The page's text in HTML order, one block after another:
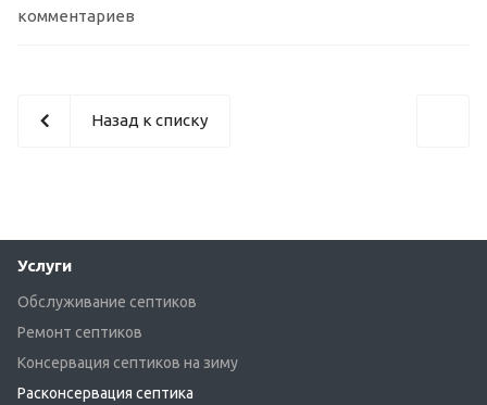
комментариев
Назад к списку
Услуги
Обслуживание септиков
Ремонт септиков
Консервация септиков на зиму
Расконсервация септика